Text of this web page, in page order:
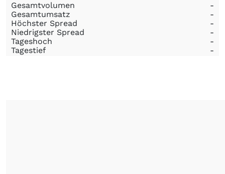
Gesamtvolumen
-
Gesamtumsatz
-
Höchster Spread
-
Niedrigster Spread
-
Tageshoch
-
Tagestief
-